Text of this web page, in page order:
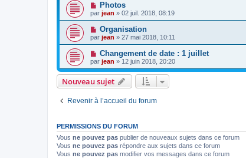
Photos
par jean » 02 juil. 2018, 08:19
Organisation
par jean » 27 mai 2018, 10:11
Changement de date : 1 juillet
par jean » 12 juin 2018, 20:20
Nouveau sujet
Revenir à l’accueil du forum
PERMISSIONS DU FORUM
Vous ne pouvez pas publier de nouveaux sujets dans ce forum
Vous ne pouvez pas répondre aux sujets dans ce forum
Vous ne pouvez pas modifier vos messages dans ce forum